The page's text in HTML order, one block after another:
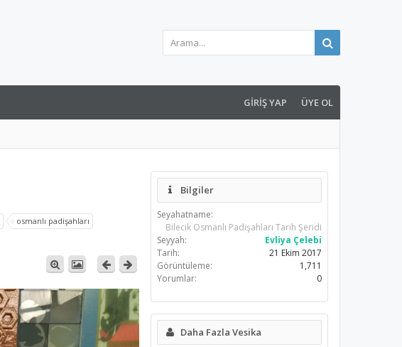
GIRIŞ YAP ÜYE OL
osmanlı padişahları
Bilgiler
Seyahatname:
Bilecik Osmanlı Padişahları Tarih Şeridi
Seyyah:
Evliya Çelebi
Tarih:
21 Ekim 2017
Görüntüleme:
1,711
Yorumlar:
0
Daha Fazla Vesika